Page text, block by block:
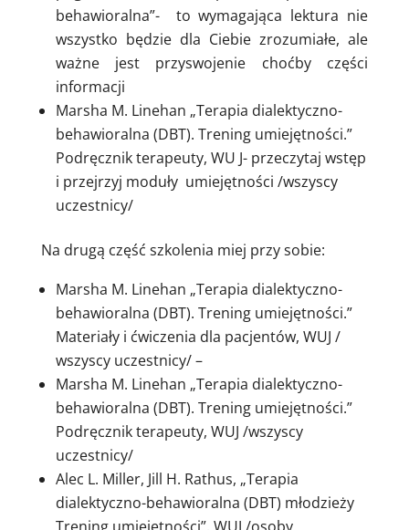
behawioralna”- to wymagająca lektura nie
wszystko będzie dla Ciebie zrozumiałe, ale
ważne jest przyswojenie choćby części
informacji
Marsha M. Linehan „Terapia dialektyczno-
behawioralna (DBT). Trening umiejętności.”
Podręcznik terapeuty, WU J- przeczytaj wstęp
i przejrzyj moduły umiejętności /wszyscy
uczestnicy/
Na drugą część szkolenia miej przy sobie:
Marsha M. Linehan „Terapia dialektyczno-
behawioralna (DBT). Trening umiejętności.”
Materiały i ćwiczenia dla pacjentów, WUJ /
wszyscy uczestnicy/ –
Marsha M. Linehan „Terapia dialektyczno-
behawioralna (DBT). Trening umiejętności.”
Podręcznik terapeuty, WUJ /wszyscy
uczestnicy/
Alec L. Miller, Jill H. Rathus, „Terapia
dialektyczno-behawioralna (DBT) młodzieży